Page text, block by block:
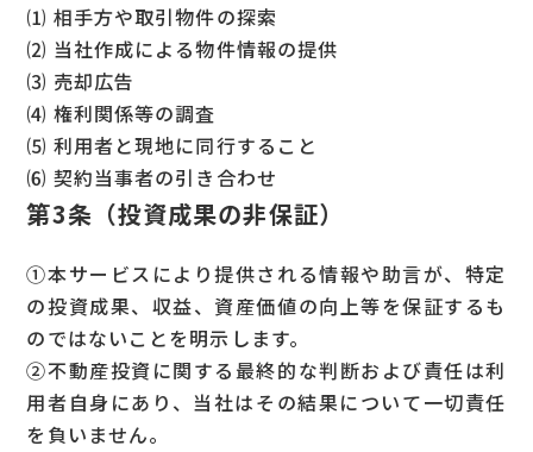
⑴ 相手方や取引物件の探索
⑵ 当社作成による物件情報の提供
⑶ 売却広告
⑷ 権利関係等の調査
⑸ 利用者と現地に同行すること
⑹ 契約当事者の引き合わせ
第3条（投資成果の非保証）
①本サービスにより提供される情報や助言が、特定
の投資成果、収益、資産価値の向上等を保証するも
のではないことを明示します。
②不動産投資に関する最終的な判断および責任は利
用者自身にあり、当社はその結果について一切責任
を負いません。